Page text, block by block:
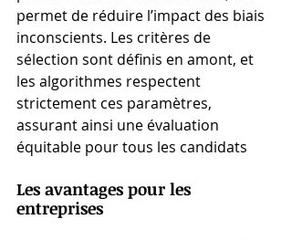
permet de réduire l’impact des biais
inconscients. Les critères de
sélection sont définis en amont, et
les algorithmes respectent
strictement ces paramètres,
assurant ainsi une évaluation
équitable pour tous les candidats​
Les avantages pour les
entreprises